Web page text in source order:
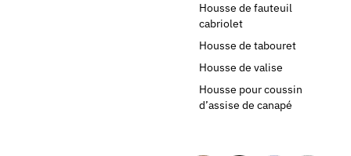
Housse de fauteuil
cabriolet
Housse de tabouret
Housse de valise
Housse pour coussin
d’assise de canapé